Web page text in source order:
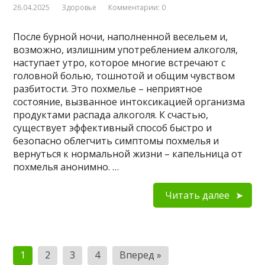
26.04.2025 Здоровье Комментарии: 0
После бурной ночи, наполненной весельем и,
возможно, излишним употреблением алкоголя,
наступает утро, которое многие встречают с
головной болью, тошнотой и общим чувством
разбитости. Это похмелье – неприятное
состояние, вызванное интоксикацией организма
продуктами распада алкоголя. К счастью,
существует эффективный способ быстро и
безопасно облегчить симптомы похмелья и
вернуться к нормальной жизни – капельница от
похмелья анонимно. …
Читать далее
Пагинация
1 2 3 4 Вперед »